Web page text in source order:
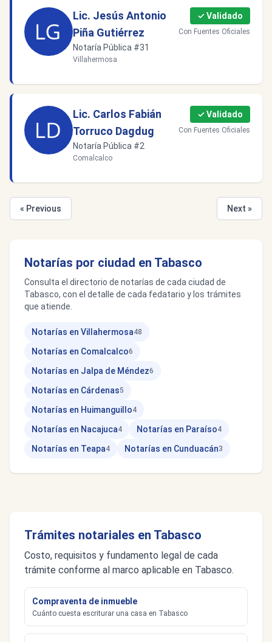
Lic. Jesús Antonio
Piña Gutiérrez
Notaría Pública #31
Villahermosa
✓ Validado
Con Fuentes Oficiales
Lic. Carlos Fabián
Torruco Dagdug
Notaría Pública #2
Comalcalco
✓ Validado
Con Fuentes Oficiales
« Previous Next »
Notarías por ciudad en Tabasco
Consulta el directorio de notarías de cada ciudad de
Tabasco, con el detalle de cada fedatario y los trámites
que atiende.
Notarías en Villahermosa48
Notarías en Comalcalco6
Notarías en Jalpa de Méndez6
Notarías en Cárdenas5
Notarías en Huimanguillo4
Notarías en Nacajuca4 Notarías en Paraíso4
Notarías en Teapa4 Notarías en Cunduacán3
Trámites notariales en Tabasco
Costo, requisitos y fundamento legal de cada
trámite conforme al marco aplicable en Tabasco.
Compraventa de inmueble
Cuánto cuesta escriturar una casa en Tabasco